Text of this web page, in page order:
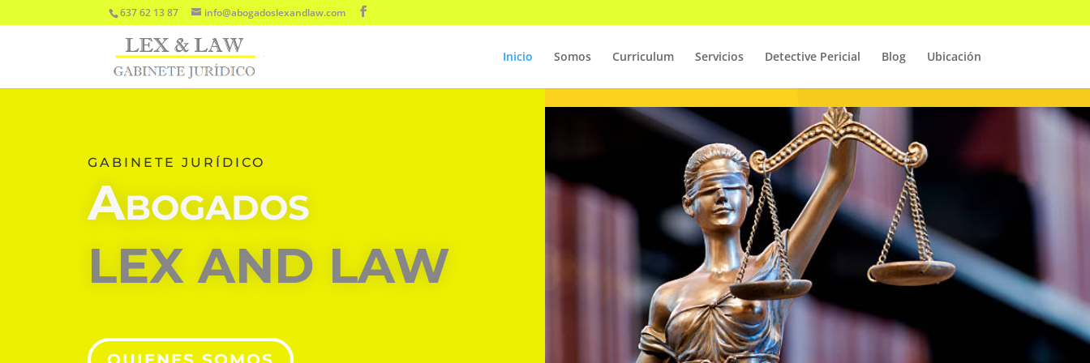
637 62 13 87 info@abogadoslexandlaw.com
Inicio Somos Curriculum Servicios Detective Pericial Blog Ubicación
GABINETE JURÍDICO
Abogados
LEX AND LAW